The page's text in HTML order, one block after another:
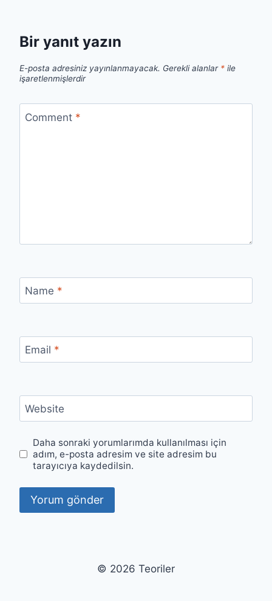
Bir yanıt yazın
E-posta adresiniz yayınlanmayacak. Gerekli alanlar * ile
işaretlenmişlerdir
Comment *
Name *
Email *
Website
Daha sonraki yorumlarımda kullanılması için
adım, e-posta adresim ve site adresim bu
tarayıcıya kaydedilsin.
© 2026 Teoriler